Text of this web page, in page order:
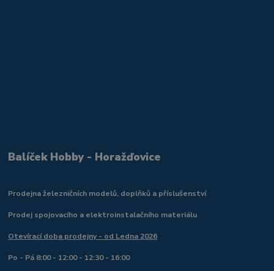
Balíček Hobby - Horažďovice
Prodejna železničních modelů, doplňků a příslušenství
Prodej spojovacího a elektroinstalačního materiálu
Otevírací doba prodejny - od Ledna 2026
Po - Pá 8:00 - 12:00 - 12:30 - 16:00